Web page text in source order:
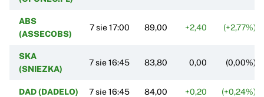
ABS
(ASSECOBS)
7 sie 17:00 89,00 +2,40 (+2,77%)
SKA
(SNIEZKA)
7 sie 16:45 83,80 0,00 (0,00%)
DAD (DADELO) 7 sie 16:45 84,00 +0,20 (+0,24%)